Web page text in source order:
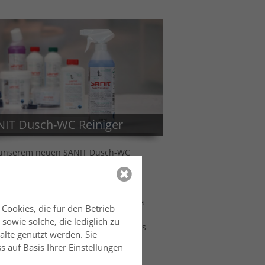
Dusch-WC Reiniger
neuen SANIT Dusch-WC
trifft Hygiene auf die Frische.
mit anderen bewährten
Pflegekonzept geboten, das
und Hygiene Ihres Dusch-WCs
sichert. Für jederzeit sauberes
Dusch-WC!
die für den Betrieb
solche, die lediglich zu
genutzt werden. Sie
auf Basis Ihrer Einstellungen